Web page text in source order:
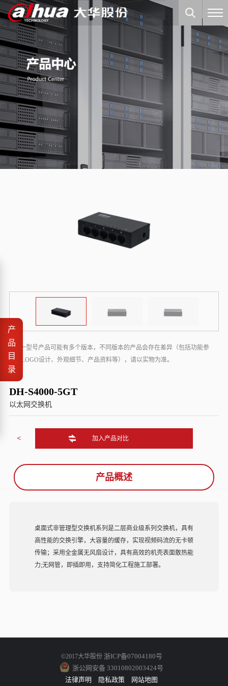
<
* 同一型号产品可能有多个版本，不同版本的产品会存在差异（包括功能参
数、LOGO设计、外观细节、产品资料等），请以实物为准。
DH-S4000-5GT
以太网交换机
加入产品对比
产品概述
桌面式非管理型交换机系列是二层商业级系列交换机，具有
高性能的交换引擎，大容量的缓存，实现视频码流的无卡顿
传输；采用全金属无风扇设计，具有高效的机壳表面散热能
力;无网管，即插即用，支持简化工程施工部署。
产
品
目
录
©2017大华股份 浙ICP备07004180号
浙公网安备 33010802003424号
法律声明
隐私政策 网站地图